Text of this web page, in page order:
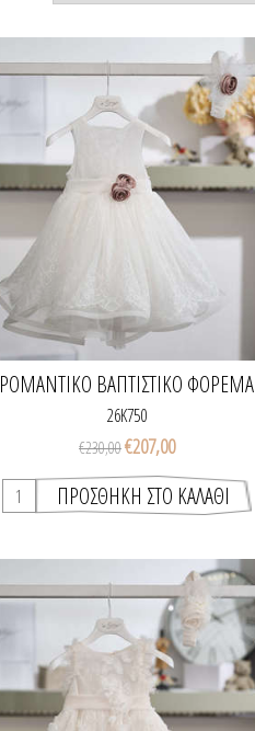
ΡΟΜΑΝΤΙΚΌ ΒΑΠΤΙΣΤΙΚΌ ΦΌΡΕΜΑ
ΚΟΡΙΤΣΙΟΎ
26K750
€230,00€207,00